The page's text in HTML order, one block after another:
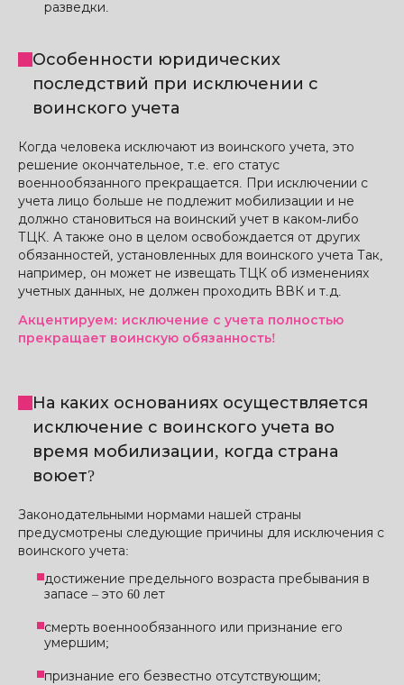
разведки.
Особенности юридических
последствий при исключении с
воинского учета
Когда человека исключают из воинского учета, это
решение окончательное, т.е. его статус
военнообязанного прекращается. При исключении с
учета лицо больше не подлежит мобилизации и не
должно становиться на воинский учет в каком-либо
ТЦК. А также оно в целом освобождается от других
обязанностей, установленных для воинского учета Так,
например, он может не извещать ТЦК об изменениях
учетных данных, не должен проходить ВВК и т.д.
Акцентируем: исключение с учета полностью
прекращает воинскую обязанность!
На каких основаниях осуществляется
исключение с воинского учета во
время мобилизации, когда страна
воюет?
Законодательными нормами нашей страны
предусмотрены следующие причины для исключения с
воинского учета:
достижение предельного возраста пребывания в
запасе – это 60 лет
смерть военнообязанного или признание его
умершим;
признание его безвестно отсутствующим;